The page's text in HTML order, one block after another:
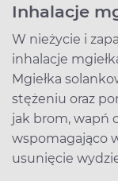
Inhalacje
W nieżycie i
inhalacje
Mgiełka
stężeniu oraz
jak brom, wapń
wspomagająco
usunięcie